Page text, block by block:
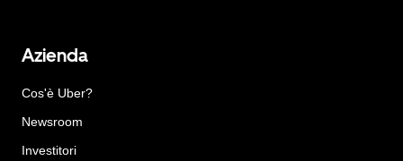
Azienda
Cos'è Uber?
Newsroom
Investitori